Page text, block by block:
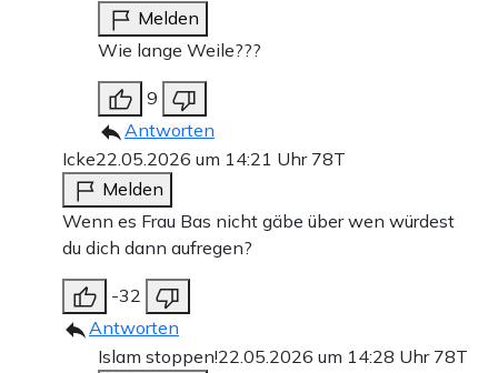
Melden
Wie lange Weile???
9
Antworten
Icke22.05.2026 um 14:21 Uhr 78T
Melden
Wenn es Frau Bas nicht gäbe über wen würdest
du dich dann aufregen?
-32
Antworten
Islam stoppen!22.05.2026 um 14:28 Uhr 78T